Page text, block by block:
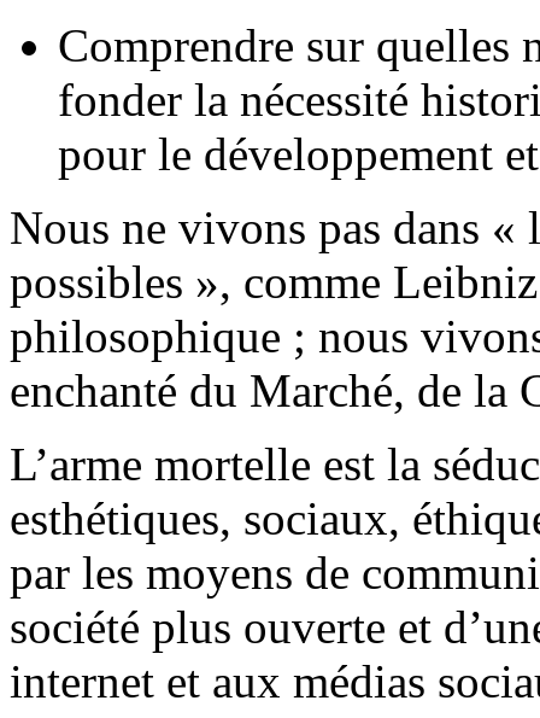
Comprendre sur quelles
fonder la nécessité
pour le développement
Nous ne vivons pas dans «
possibles », comme
philosophique ; nous
enchanté du Marché, de la
L’arme mortelle est la
esthétiques, sociaux,
par les moyens de
société plus ouverte et
internet et aux médias